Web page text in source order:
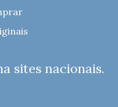
sites nacionais.